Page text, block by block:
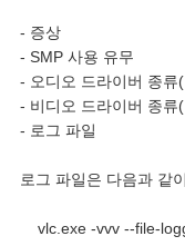
- 증상
- SMP 사용 유무
- 오디오 드라이버 종류
- 비디오 드라이버 종류
- 로그 파일
로그 파일은 다음과 같
vlc.exe -vvv --file-